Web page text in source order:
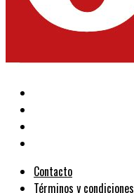
Contacto
Términos y condiciones